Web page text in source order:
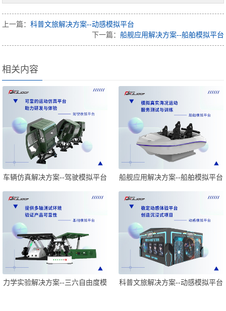
上一篇：科普文旅解决方案--动感模拟平台
下一篇： 船舰应用解决方案--船舶模拟平台
相关内容
车辆仿真解决方案--驾驶模拟平台 船舰应用解决方案--船舶模拟平台
力学实验解决方案--三六自由度模 科普文旅解决方案--动感模拟平台